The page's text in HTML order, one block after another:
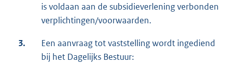
is voldaan aan de subsidieverlening verbonden
verplichtingen/voorwaarden.
3.
Een aanvraag tot vaststelling wordt ingediend
bij het Dagelijks Bestuur: